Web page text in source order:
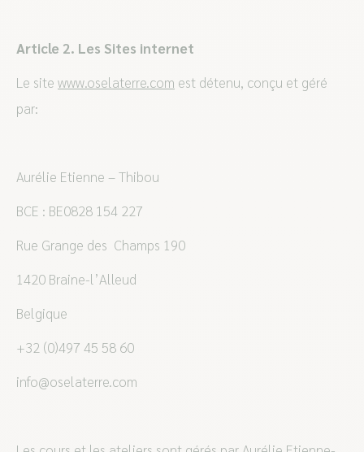
Article 2. Les Sites internet
Le site www.oselaterre.com est détenu, conçu et géré
par:
Aurélie Etienne – Thibou
BCE : BE0828 154 227
Rue Grange des Champs 190
1420 Braine-l’Alleud
Belgique
+32 (0)497 45 58 60
info@oselaterre.com